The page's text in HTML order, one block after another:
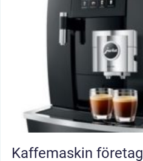
Kaffemaskin företag